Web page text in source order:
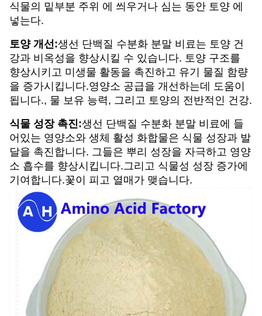
식물의 밑부분 주위 에 씌우거나 심는 동안 토양 에
넣는다.
토양 개선:생선 단백질 수분화 분말 비료는 토양 건
강과 비옥성을 향상시킬 수 있습니다. 토양 구조를
향상시키고 미생물 활동을 촉진하고 유기 물질 함량
을 증가시킵니다.영양소 공급을 개선하는데 도움이
됩니다., 물 보유 능력, 그리고 토양의 전반적인 건강.
식물 성장 촉진:생선 단백질 수분화 분말 비료에 들
어있는 영양소와 생체 활성 화합물은 식물 성장과 발
달을 촉진합니다. 그들은 뿌리 성장을 자극하고 영양
소 흡수를 향상시킵니다.그리고 식물성 성장 증가에
기여합니다.꽃이 피고 열매가 맺습니다.